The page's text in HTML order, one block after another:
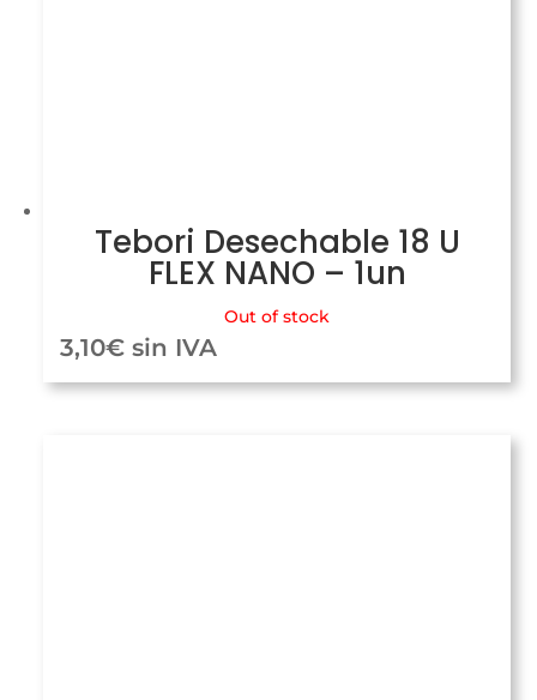
Tebori Desechable 18 U
FLEX NANO – 1un
Out of stock
3,10€ sin IVA